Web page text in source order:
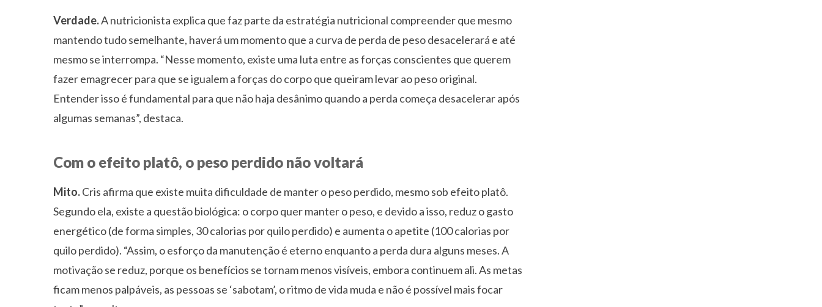
Verdade.A nutricionista explica que faz parte da estratégia nutricional compreender que mesmo
mantendo tudo semelhante, haverá um momento que a curva de perda de peso desacelerará e até
mesmo se interrompa. “Nesse momento, existe uma luta entre as forças conscientes que querem
fazer emagrecer para que se igualem a forças do corpo que queiram levar ao peso original.
Entender isso é fundamental para que não haja desânimo quando a perda começa desacelerar após
algumas semanas”, destaca.
Com o efeito platô, o peso perdido não voltará
Mito.Cris afirma que existe muita dificuldade de manter o peso perdido, mesmo sob efeito platô.
Segundo ela, existe a questão biológica: o corpo quer manter o peso, e devido a isso, reduz o gasto
energético (de forma simples, 30 calorias por quilo perdido) e aumenta o apetite (100 calorias por
quilo perdido). “Assim, o esforço da manutenção é eterno enquanto a perda dura alguns meses. A
motivação se reduz, porque os benefícios se tornam menos visíveis, embora continuem ali. As metas
ficam menos palpáveis, as pessoas se ‘sabotam’, o ritmo de vida muda e não é possível mais focar